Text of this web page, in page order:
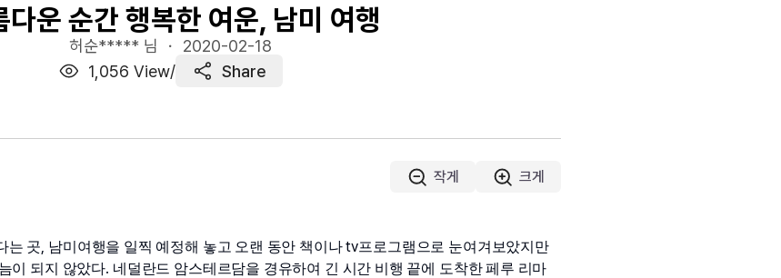
다운 순간 행복한 여운, 남미 여행
허순***** 님 ・ 2020-02-18
1,056 View/ Share
작게 크게
는 곳, 남미여행을 일찍 예정해 놓고 오랜 동안 책이나 tv프로그램으로 눈여겨보았지만
이 되지 않았다. 네덜란드 암스테르담을 경유하여 긴 시간 비행 끝에 도착한 페루 리마